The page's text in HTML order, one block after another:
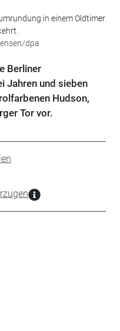
in einem Oldtimer
dpa
Berliner
Jahren und sieben
Hudson,
Tor vor.